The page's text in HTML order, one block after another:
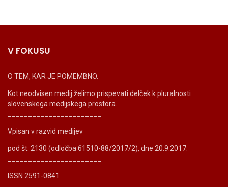
V FOKUSU
O TEM, KAR JE POMEMBNO.
Kot neodvisen medij želimo prispevati delček k pluralnosti
slovenskega medijskega prostora.
Vpisan v razvid medijev
pod št. 2130 (odločba 61510-88/2017/2), dne 20.9.2017.
ISSN 2591-0841